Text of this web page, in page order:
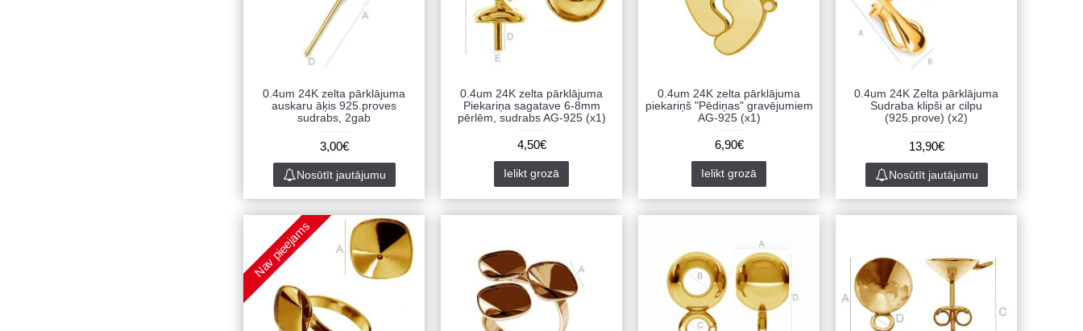
0.4um 24K zelta pārklājuma
auskaru āķis 925.proves
sudrabs, 2gab
3,00€
Nosūtīt jautājumu
0.4um 24K zelta pārklājuma
Piekariņa sagatave 6-8mm
pērlēm, sudrabs AG-925 (x1)
4,50€
Ielikt grozā
0.4um 24K zelta pārklājuma
piekariņš "Pēdiņas" gravējumiem
AG-925 (x1)
6,90€
Ielikt grozā
0.4um 24K Zelta pārklājuma
Sudraba klipši ar cilpu
(925.prove) (x2)
13,90€
Nosūtīt jautājumu
Nav pieejams